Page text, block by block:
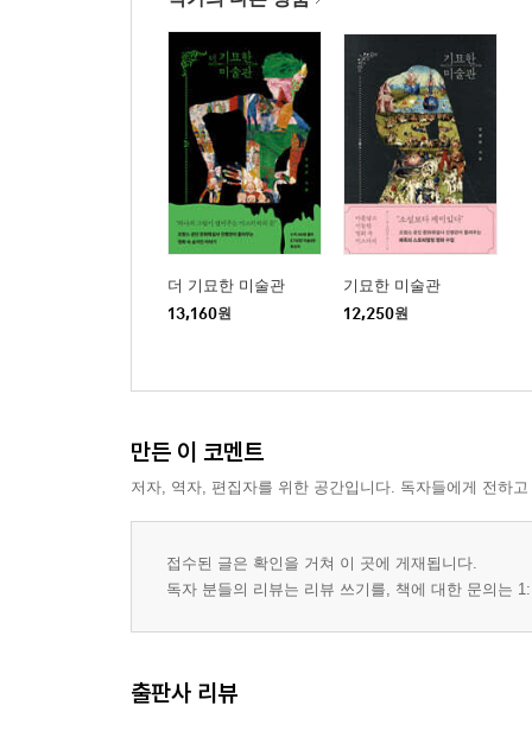
더 기묘한 미술관
13,160원
기묘한 미술관
12,250원
만든 이 코멘트
저자, 역자, 편집자를 위한 공간입니다. 독자들에게 전하
접수된 글은 확인을 거쳐 이 곳에 게재됩니다.
독자 분들의 리뷰는 리뷰 쓰기를, 책에 대한 문의는
출판사 리뷰